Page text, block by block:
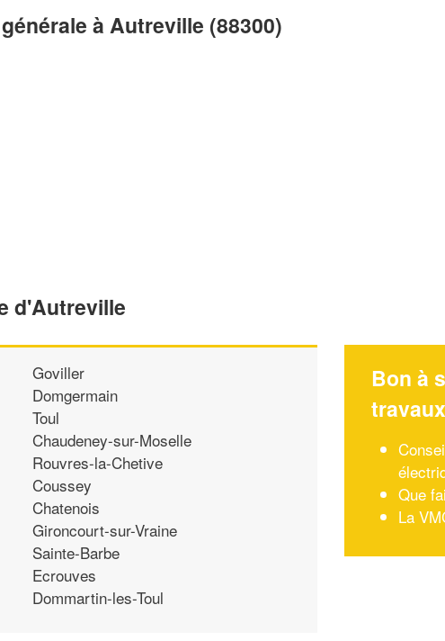
à Autreville (88300)
d'Autreville
Goviller
Domgermain
Toul
Chaudeney-sur-Moselle
Rouvres-la-Chetive
Coussey
Chatenois
Gironcourt-sur-Vraine
Sainte-Barbe
Ecrouves
Dommartin-les-Toul
Bon à
travaux
Que
La